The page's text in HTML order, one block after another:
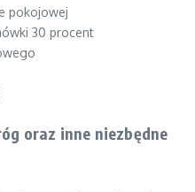
pokojowej
30 procent
oraz inne niezbędne